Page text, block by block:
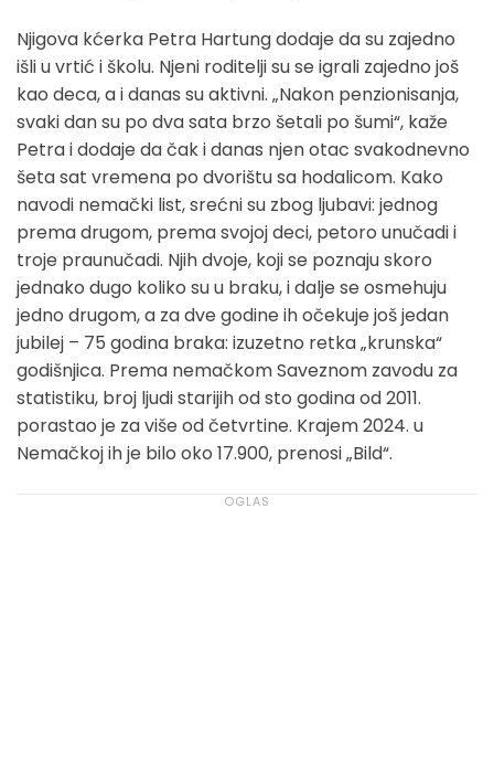
Njigova kćerka Petra Hartung dodaje da su zajedno
išli u vrtić i školu. Njeni roditelji su se igrali zajedno još
kao deca, a i danas su aktivni. „Nakon penzionisanja,
svaki dan su po dva sata brzo šetali po šumi“, kaže
Petra i dodaje da čak i danas njen otac svakodnevno
šeta sat vremena po dvorištu sa hodalicom. Kako
navodi nemački list, srećni su zbog ljubavi: jednog
prema drugom, prema svojoj deci, petoro unučadi i
troje praunučadi. Njih dvoje, koji se poznaju skoro
jednako dugo koliko su u braku, i dalje se osmehuju
jedno drugom, a za dve godine ih očekuje još jedan
jubilej – 75 godina braka: izuzetno retka „krunska“
godišnjica. Prema nemačkom Saveznom zavodu za
statistiku, broj ljudi starijih od sto godina od 2011.
porastao je za više od četvrtine. Krajem 2024. u
Nemačkoj ih je bilo oko 17.900, prenosi „Bild“.